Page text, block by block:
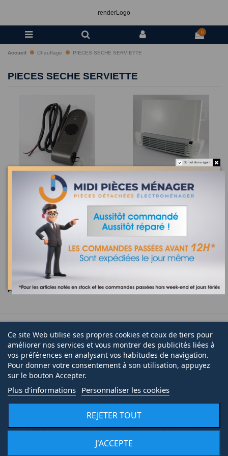
renderLogo
0
Accueil Chauffage PIECES SECHE SERVIETTE
PIECES SECHE SERVIETTE
ELECTRONIQUE
TELECOMMANDE RESISTANCE
Pièces détachées et accessoires pour sèche serviette
CATÉGORIES
INFORMATIONS
NOUS CONTACTER
Ce site Web utilise ses propres cookies et ceux de tiers pour
améliorer nos services et vous montrer des publicités liées à
vos préférences en analysant vos habitudes de navigation.
Pour donner votre consentement à son utilisation, appuyez
sur le bouton Accepter.
Plus d'informations Personnaliser les cookies
REJETER TOUT
J'ACCEPTE
© 2020 | Midi Pièce Ménager |Mentions légales|Création de boutique en ligneKeole.net, agence web
Do not show again.